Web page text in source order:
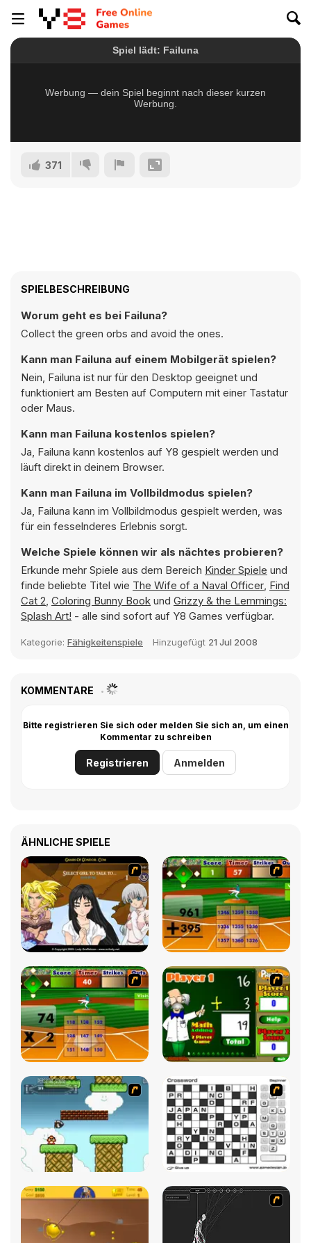
371
SPIELBESCHREIBUNG
Worum geht es bei Failuna?
Collect the green orbs and avoid the ones.
Kann man Failuna auf einem Mobilgerät spielen?
Nein, Failuna ist nur für den Desktop geeignet und
funktioniert am Besten auf Computern mit einer Tastatur
oder Maus.
Kann man Failuna kostenlos spielen?
Ja, Failuna kann kostenlos auf Y8 gespielt werden und
läuft direkt in deinem Browser.
Kann man Failuna im Vollbildmodus spielen?
Ja, Failuna kann im Vollbildmodus gespielt werden, was
für ein fesselnderes Erlebnis sorgt.
Welche Spiele können wir als nächtes probieren?
Erkunde mehr Spiele aus dem Bereich Kinder Spiele und
finde beliebte Titel wie The Wife of a Naval Officer, Find
Cat 2, Coloring Bunny Book und Grizzy & the Lemmings:
Splash Art! - alle sind sofort auf Y8 Games verfügbar.
Kategorie: Fähigkeitenspiele Hinzugefügt 21 Jul 2008
KOMMENTARE
Bitte registrieren Sie sich oder melden Sie sich an, um einen
Kommentar zu schreiben
Registrieren Anmelden
ÄHNLICHE SPIELE